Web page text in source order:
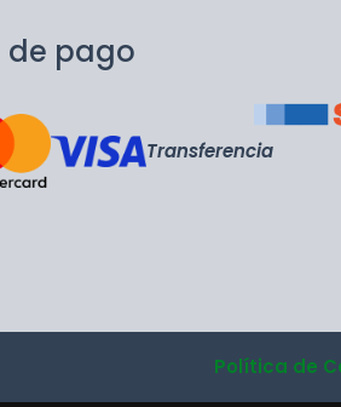
de pago
Transferencia
Política de